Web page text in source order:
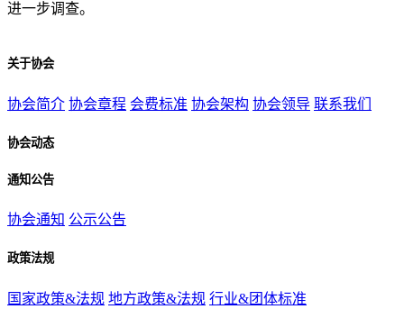
进一步调查。
关于协会
协会简介 协会章程 会费标准 协会架构 协会领导 联系我们
协会动态
通知公告
协会通知 公示公告
政策法规
国家政策&法规 地方政策&法规 行业&团体标准